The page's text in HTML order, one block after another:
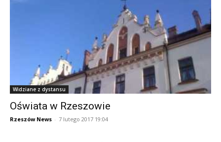
Widziane z dystansu
Oświata w Rzeszowie
Rzeszów News - 7 lutego 2017 19:04